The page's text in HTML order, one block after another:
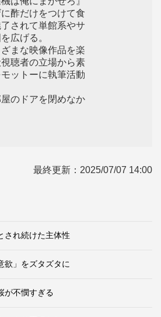
酢だけをつけて食
されて単館系やサ
広げる。
まな映像作品を楽
聴者の立場から素
ットーに執筆活動
のドアを閉めなか
最終更新： 2025/07/07 14:00
され続けた主体性
欲」をズタズタに
が不憫すぎる